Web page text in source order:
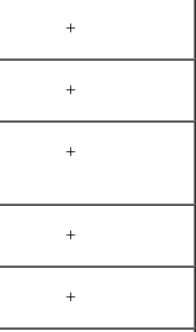
+
+
+
+
+